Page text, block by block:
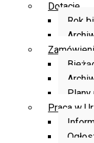
Dotacje
Rok
Praca w